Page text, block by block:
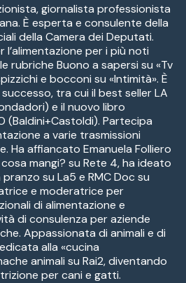
giornalista professionista
È esperta e consulente della
della Camera dei Deputati.
l’alimentazione per i più noti
rubriche Buono a sapersi su «Tv
e bocconi su «Intimità». È
tra cui il best seller LA
e il nuovo libro
(Baldini+Castoldi). Partecipa
a varie trasmissioni
Ha affiancato Emanuela Folliero
mangi? su Rete 4, ha ideato
su La5 e RMC Doc su
e moderatrice per
di alimentazione e
di consulenza per aziende
Appassionata di animali e di
alla «cucina
animali su Rai2, diventando
per cani e gatti.